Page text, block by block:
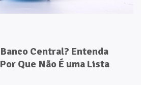
Banco Central? Entenda
Que Não É uma Lista